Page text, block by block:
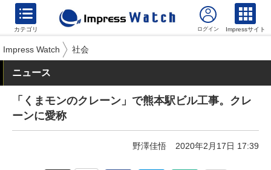
カテゴリ Impressサイト
Impress Watch 社会
ニュース
「くまモンのクレーン」で熊本駅ビル工事。クレ
ーンに愛称
野澤佳悟 2020年2月17日 17:39